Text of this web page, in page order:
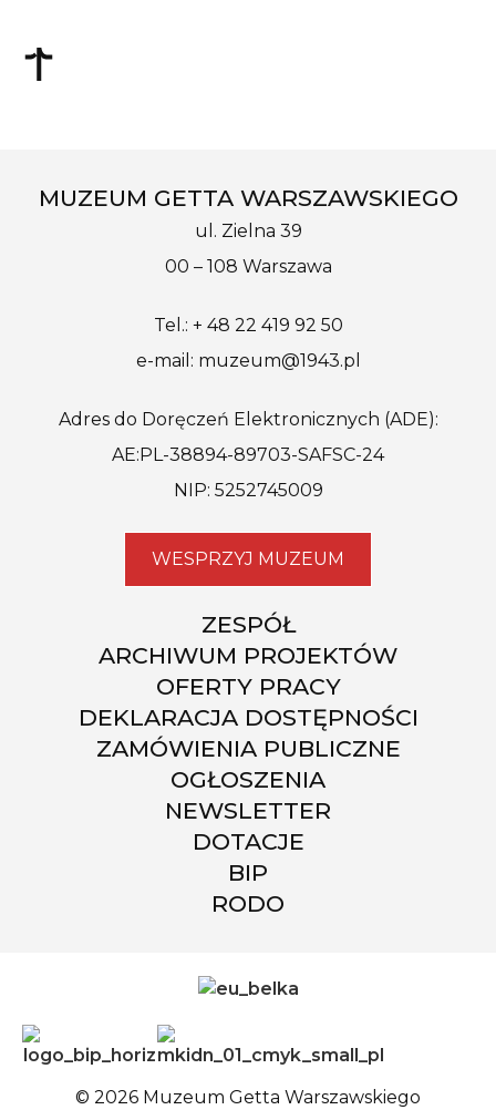
MUZEUM GETTA WARSZAWSKIEGO
ul. Zielna 39
00 – 108 Warszawa
Tel.: + 48 22 419 92 50
e-mail: muzeum@1943.pl
Adres do Doręczeń Elektronicznych (ADE):
AE:PL-38894-89703-SAFSC-24
NIP: 5252745009
WESPRZYJ MUZEUM
ZESPÓŁ
ARCHIWUM PROJEKTÓW
OFERTY PRACY
DEKLARACJA DOSTĘPNOŚCI
ZAMÓWIENIA PUBLICZNE
OGŁOSZENIA
NEWSLETTER
DOTACJE
BIP
RODO
© 2026 Muzeum Getta Warszawskiego